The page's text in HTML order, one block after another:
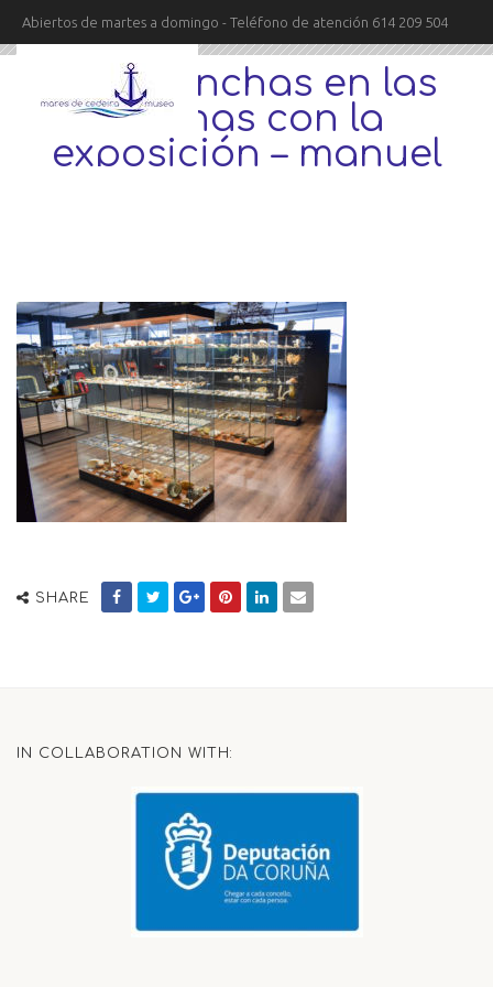
Abiertos de martes a domingo - Teléfono de atención 614 209 504
mas conchas en las
vitrinas con la
exposición – manuel
SHARE
IN COLLABORATION WITH: